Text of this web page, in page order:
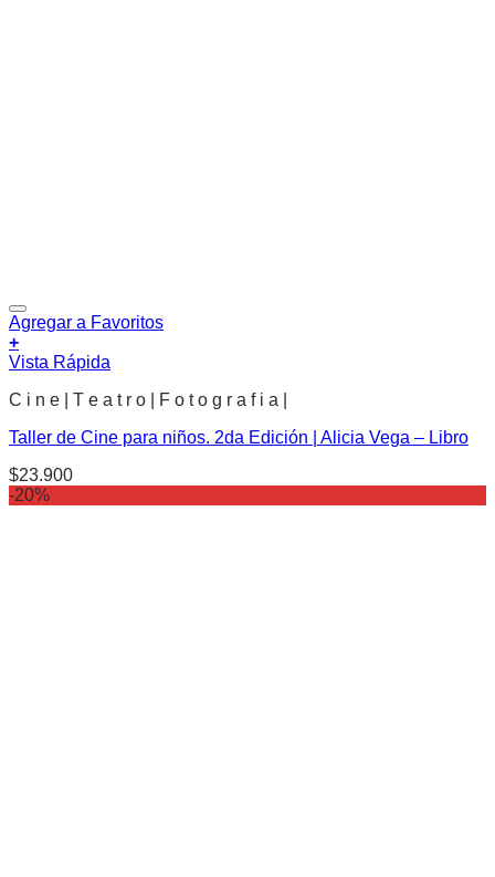
Agregar a Favoritos
+
Vista Rápida
C i n e | T e a t r o | F o t o g r a f i a |
Taller de Cine para niños. 2da Edición | Alicia Vega – Libro
$23.900
-20%